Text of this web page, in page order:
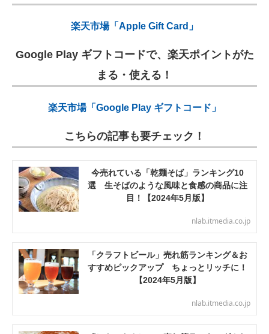
楽天市場「Apple Gift Card」
Google Play ギフトコードで、楽天ポイントがた
まる・使える！
楽天市場「Google Play ギフトコード」
こちらの記事も要チェック！
今売れている「乾麺そば」ランキング10
選 生そばのような風味と食感の商品に注
目！【2024年5月版】
nlab.itmedia.co.jp
「クラフトビール」売れ筋ランキング＆お
すすめピックアップ ちょっとリッチに！
【2024年5月版】
nlab.itmedia.co.jp